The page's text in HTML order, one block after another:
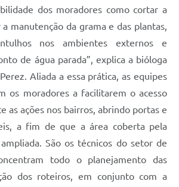
dos moradores como cortar a
manutenção da grama e das plantas,
nos ambientes externos e
de água parada”, explica a bióloga
Aliada a essa prática, as equipes
os moradores a facilitarem o acesso
as ações nos bairros, abrindo portas e
a fim de que a área coberta pela
São os técnicos do setor de
todo o planejamento das
dos roteiros, em conjunto com a